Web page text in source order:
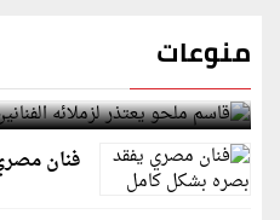
منوعات
قاسم ملحو يعتذر لزملائه
فنان